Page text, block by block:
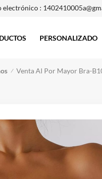
electrónico :
PERSONALIZADO
/ Venta Al Por Mayor Bra-